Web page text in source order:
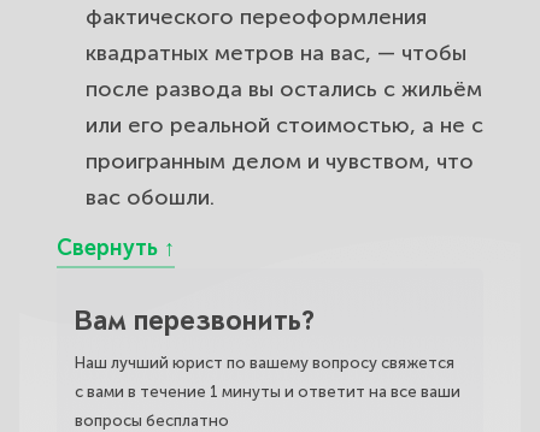
фактического переоформления
квадратных метров на вас, — чтобы
после развода вы остались с жильём
или его реальной стоимостью, а не с
проигранным делом и чувством, что
вас обошли.
Вам перезвонить?
Наш лучший юрист по вашему вопросу свяжется
с вами в течение 1 минуты и ответит на все ваши
вопросы бесплатно